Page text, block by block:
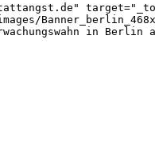
in Berlin